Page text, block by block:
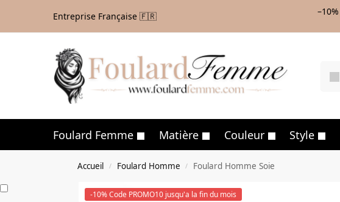
Entreprise Française 🇫🇷 –10%
Foulard Femme Matière Couleur Style
Accueil / Foulard Homme / Foulard Homme Soie
-10% Code PROMO10 jusqu'a la fin du mois